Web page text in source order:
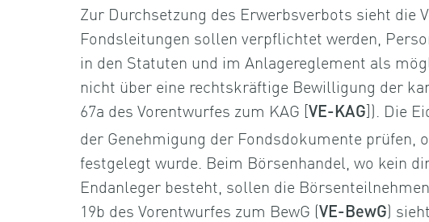
Zur Durchsetzung des Erwerbsverbots sieht die
Fondsleitungen sollen verpflichtet werden,
in den Statuten und im Anlagereglement als
nicht über eine rechtskräftige Bewilligung der
67a des Vorentwurfes zum KAG [VE-KAG]). Die
der Genehmigung der Fondsdokumente prüfen,
festgelegt wurde. Beim Börsenhandel, wo kein
Endanleger besteht, sollen die
19b des Vorentwurfes zum BewG (VE-BewG)